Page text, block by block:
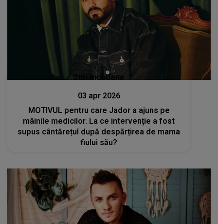
Stiri mondene
03 apr 2026
MOTIVUL pentru care Jador a ajuns pe
mâinile medicilor. La ce intervenție a fost
supus cântărețul după despărțirea de mama
fiului său?